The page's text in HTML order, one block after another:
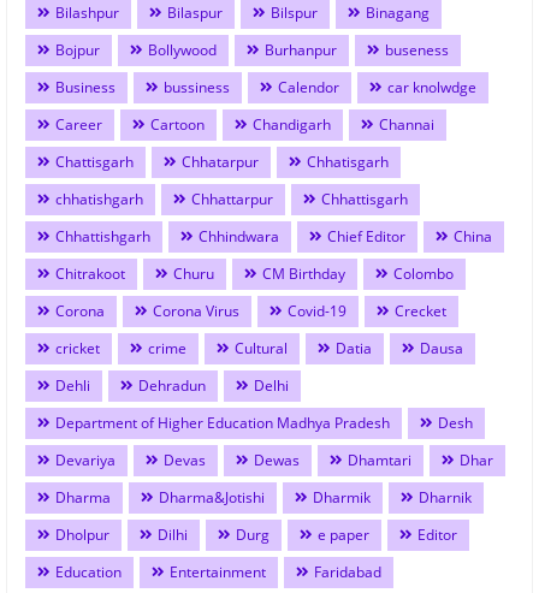
Bilashpur
Bilaspur Bilspur
Binagang
Bojpur
Bollywood Burhanpur
buseness
Business
bussiness Calendor
car knolwdge
Career
Cartoon Chandigarh
Channai
Chattisgarh
Chhatarpur
Chhatisgarh
chhatishgarh
Chhattarpur
Chhattisgarh
Chhattishgarh
Chhindwara Chief Editor
China
Chitrakoot
Churu CM Birthday
Colombo
Corona
Corona Virus Covid-19
Crecket
cricket
crime Cultural Datia
Dausa
Dehli
Dehradun
Delhi
Department of Higher Education Madhya Pradesh
Desh
Devariya
Devas Dewas Dhamtari
Dhar
Dharma
Dharma&Jotishi Dharmik
Dharnik
Dholpur
Dilhi Durg e paper
Editor
Education
Entertainment Faridabad